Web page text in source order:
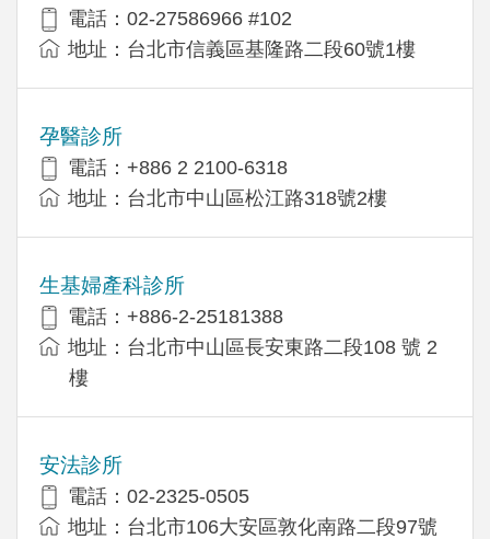
電話：02-27586966 #102
地址：台北市信義區基隆路二段60號1樓
孕醫診所
電話：+886 2 2100-6318
地址：台北市中山區松江路318號2樓
生基婦產科診所
電話：+886-2-25181388
地址：台北市中山區長安東路二段108 號 2
樓
安法診所
電話：02-2325-0505
地址：台北市106大安區敦化南路二段97號